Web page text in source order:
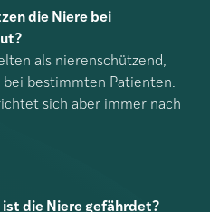
die Niere bei
als nierenschützend,
bei bestimmten Patienten.
sich aber immer nach
die Niere gefährdet?